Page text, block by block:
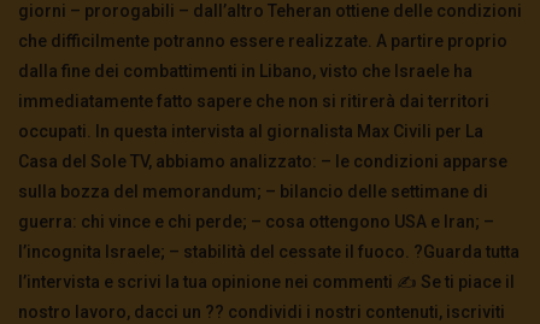
giorni – prorogabili – dall’altro Teheran ottiene delle condizioni
che difficilmente potranno essere realizzate. A partire proprio
dalla fine dei combattimenti in Libano, visto che Israele ha
immediatamente fatto sapere che non si ritirerà dai territori
occupati. In questa intervista al giornalista Max Civili per La
Casa del Sole TV, abbiamo analizzato: – le condizioni apparse
sulla bozza del memorandum; – bilancio delle settimane di
guerra: chi vince e chi perde; – cosa ottengono USA e Iran; –
l’incognita Israele; – stabilità del cessate il fuoco. ?️Guarda tutta
l’intervista e scrivi la tua opinione nei commenti ✍️ Se ti piace il
nostro lavoro, dacci un ?? condividi i nostri contenuti, iscriviti